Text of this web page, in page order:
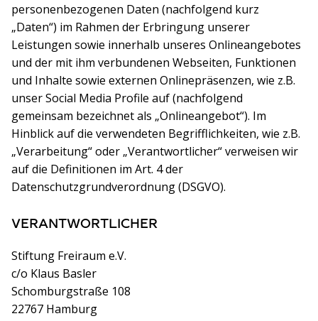
personenbezogenen Daten (nachfolgend kurz
„Daten“) im Rahmen der Erbringung unserer
Leistungen sowie innerhalb unseres Onlineangebotes
und der mit ihm verbundenen Webseiten, Funktionen
und Inhalte sowie externen Onlinepräsenzen, wie z.B.
unser Social Media Profile auf (nachfolgend
gemeinsam bezeichnet als „Onlineangebot“). Im
Hinblick auf die verwendeten Begrifflichkeiten, wie z.B.
„Verarbeitung“ oder „Verantwortlicher“ verweisen wir
auf die Definitionen im Art. 4 der
Datenschutzgrundverordnung (DSGVO).
VERANTWORTLICHER
Stiftung Freiraum e.V.
c/o Klaus Basler
Schomburgstraße 108
22767 Hamburg